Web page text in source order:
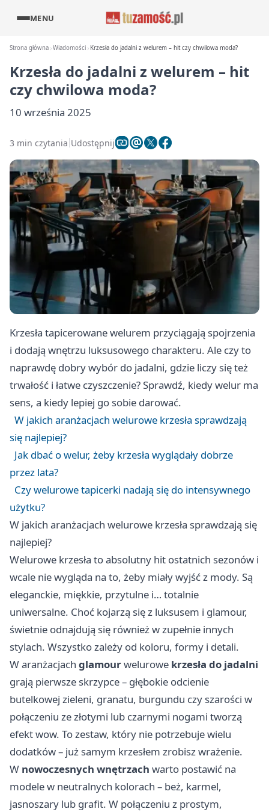
MENU
Strona główna Wiadomości Krzesła do jadalni z welurem – hit czy chwilowa moda?
Krzesła do jadalni z welurem – hit
czy chwilowa moda?
10 września 2025
3 min czytania Udostępnij
Krzesła tapicerowane welurem przyciągają spojrzenia
i dodają wnętrzu luksusowego charakteru. Ale czy to
naprawdę dobry wybór do jadalni, gdzie liczy się też
trwałość i łatwe czyszczenie? Sprawdź, kiedy welur ma
sens, a kiedy lepiej go sobie darować.
W jakich aranżacjach welurowe krzesła sprawdzają
się najlepiej?
Jak dbać o welur, żeby krzesła wyglądały dobrze
przez lata?
Czy welurowe tapicerki nadają się do intensywnego
użytku?
W jakich aranżacjach welurowe krzesła sprawdzają się
najlepiej?
Welurowe krzesła to absolutny hit ostatnich sezonów i
wcale nie wygląda na to, żeby miały wyjść z mody. Są
eleganckie, miękkie, przytulne i… totalnie
uniwersalne. Choć kojarzą się z luksusem i glamour,
świetnie odnajdują się również w zupełnie innych
stylach. Wszystko zależy od koloru, formy i detali.
W aranżacjach glamourwelurowe krzesła do jadalni
grają pierwsze skrzypce – głębokie odcienie
butelkowej zieleni, granatu, burgundu czy szarości w
połączeniu ze złotymi lub czarnymi nogami tworzą
efekt wow. To zestaw, który nie potrzebuje wielu
dodatków – już samym krzesłem zrobisz wrażenie.
W nowoczesnych wnętrzach warto postawić na
modele w neutralnych kolorach – beż, karmel,
jasnoszary lub grafit. W połączeniu z prostym,